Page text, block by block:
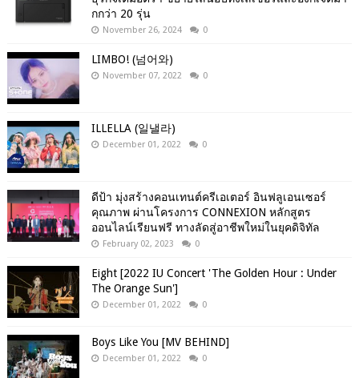
กกว่า 20 รุ่น
November 26, 2024 0
LIMBO! (넘어와)
November 07, 2022 0
ILLELLA (일낼라)
December 01, 2022 0
ดีป้า มุ่งสร้างคอนเทนต์ครีเอเตอร์ อินฟลูเอนเซอร์
คุณภาพ ผ่านโครงการ CONNEXION หลักสูตร
ออนไลน์เรียนฟรี ทางลัดสู่อาชีพใหม่ในยุคดิจิทัล
February 02, 2023 0
Eight [2022 IU Concert 'The Golden Hour : Under
The Orange Sun']
December 01, 2022 0
Boys Like You [MV BEHIND]
December 01, 2022 0